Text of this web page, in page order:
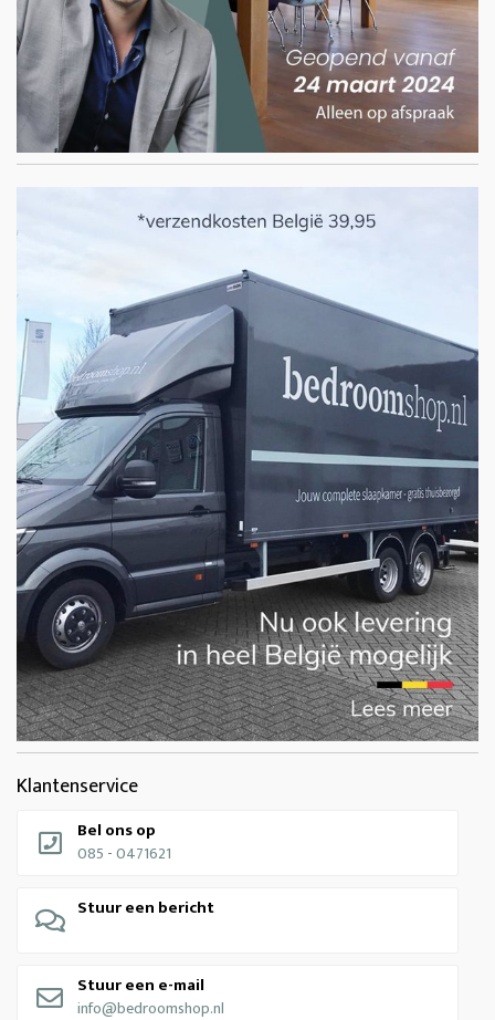
Klantenservice
Bel ons op
085 - 0471621
Stuur een bericht
Stuur een e-mail
info@bedroomshop.nl